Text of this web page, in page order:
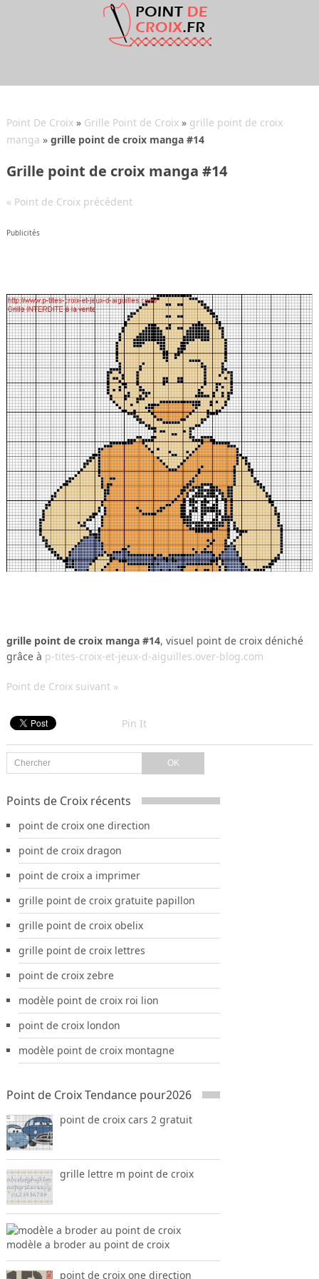
Point De Croix» Grille Point de Croix» grille point de croix
manga » grille point de croix manga #14
Grille point de croix manga #14
« Point de Croix précédent
Publicités
grille point de croix manga #14, visuel point de croix déniché
grâce à p-tites-croix-et-jeux-d-aiguilles.over-blog.com
Point de Croix suivant »
Pin It
Points de Croix récents
point de croix one direction
point de croix dragon
point de croix a imprimer
grille point de croix gratuite papillon
grille point de croix obelix
grille point de croix lettres
point de croix zebre
modèle point de croix roi lion
point de croix london
modèle point de croix montagne
Point de Croix Tendance pour2026
point de croix cars 2 gratuit
grille lettre m point de croix
modèle a broder au point de croix
point de croix one direction